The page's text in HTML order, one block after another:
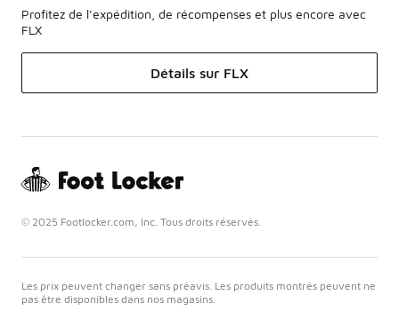
Profitez de l’expédition, de récompenses et plus encore avec
FLX
Détails sur FLX
© 2025 Footlocker.com, Inc. Tous droits réservés.
Les prix peuvent changer sans préavis. Les produits montrés peuvent ne
pas être disponibles dans nos magasins.